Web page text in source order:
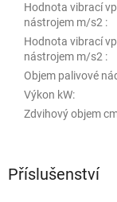
Příslušenství
Hodnota vibrací
nástrojem m/s2 :
Hodnota vibrací
nástrojem m/s2 :
Objem palivové
Výkon kW:
Zdvihový objem